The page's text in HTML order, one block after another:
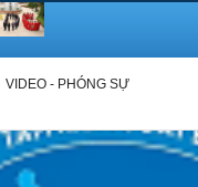
VIDEO - PHÓNG SỰ